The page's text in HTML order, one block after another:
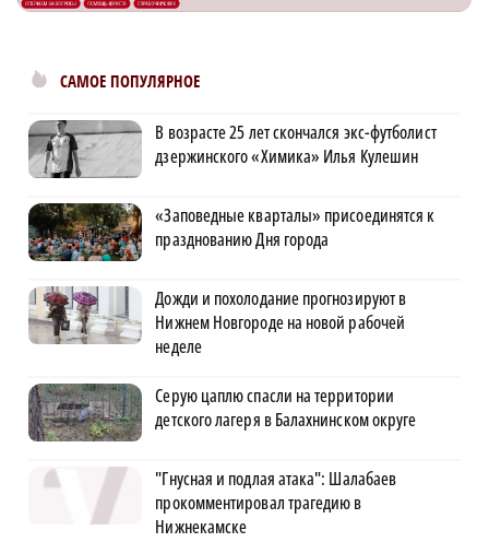
САМОЕ ПОПУЛЯРНОЕ
В возрасте 25 лет скончался экс-футболист
дзержинского «Химика» Илья Кулешин
«Заповедные кварталы» присоединятся к
празднованию Дня города
Дожди и похолодание прогнозируют в
Нижнем Новгороде на новой рабочей
неделе
Серую цаплю спасли на территории
детского лагеря в Балахнинском округе
"Гнусная и подлая атака": Шалабаев
прокомментировал трагедию в
Нижнекамске